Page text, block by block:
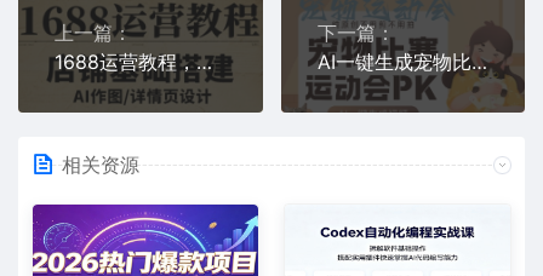
上一篇：
1688运营教程，助力商家提升流量与转化
下一篇：
AI一键生成宠物比赛运动会PK视频，纯原创不用剪不用拍，每天十分钟，轻松月入过1W+
相关资源